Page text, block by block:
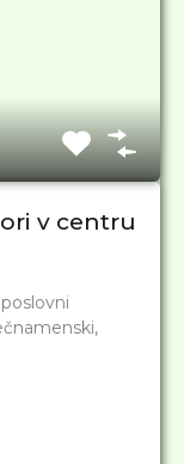
v centru